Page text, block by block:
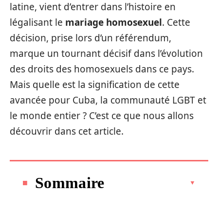
latine, vient d’entrer dans l’histoire en
légalisant le mariage homosexuel. Cette
décision, prise lors d’un référendum,
marque un tournant décisif dans l’évolution
des droits des homosexuels dans ce pays.
Mais quelle est la signification de cette
avancée pour Cuba, la communauté LGBT et
le monde entier ? C’est ce que nous allons
découvrir dans cet article.
Sommaire